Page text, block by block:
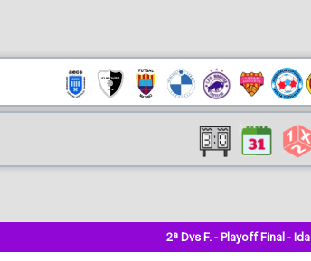
2ª Dvs F. - Playoff Final - Ida